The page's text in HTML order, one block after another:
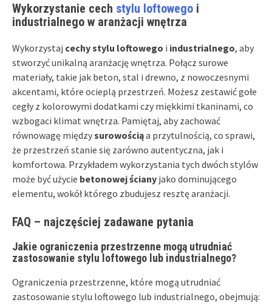
Wykorzystanie cech stylu loftowego i
industrialnego w aranżacji wnętrza
Wykorzystaj cechy stylu loftowego i industrialnego, aby
stworzyć unikalną aranżację wnętrza. Połącz surowe
materiały, takie jak beton, stal i drewno, z nowoczesnymi
akcentami, które ocieplą przestrzeń. Możesz zestawić gołe
cegły z kolorowymi dodatkami czy miękkimi tkaninami, co
wzbogaci klimat wnętrza. Pamiętaj, aby zachować
równowagę międzysurowościąa przytulnością, co sprawi,
że przestrzeń stanie się zarówno autentyczna, jak i
komfortowa. Przykładem wykorzystania tych dwóch stylów
może być użycie betonowej ściany jako dominującego
elementu, wokół którego zbudujesz resztę aranżacji.
FAQ – najczęściej zadawane pytania
Jakie ograniczenia przestrzenne mogą utrudniać
zastosowanie stylu loftowego lub industrialnego?
Ograniczenia przestrzenne, które mogą utrudniać
zastosowanie stylu loftowego lub industrialnego, obejmują: